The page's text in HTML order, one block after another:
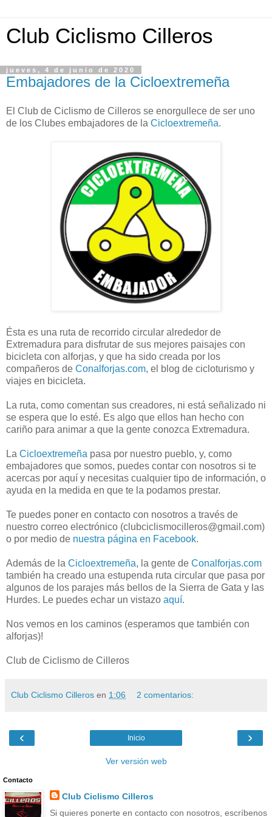
Club Ciclismo Cilleros
jueves, 4 de junio de 2020
Embajadores de la Cicloextremeña
El Club de Ciclismo de Cilleros se enorgullece de ser uno
de los Clubes embajadores de la Cicloextremeña.
Ésta es una ruta de recorrido circular alrededor de
Extremadura para disfrutar de sus mejores paisajes con
bicicleta con alforjas, y que ha sido creada por los
compañeros de Conalforjas.com, el blog de cicloturismo y
viajes en bicicleta.
La ruta, como comentan sus creadores, ni está señalizado ni
se espera que lo esté. Es algo que ellos han hecho con
cariño para animar a que la gente conozca Extremadura.
La Cicloextremeña pasa por nuestro pueblo, y, como
embajadores que somos, puedes contar con nosotros si te
acercas por aquí y necesitas cualquier tipo de información, o
ayuda en la medida en que te la podamos prestar.
Te puedes poner en contacto con nosotros a través de
nuestro correo electrónico (clubciclismocilleros@gmail.com)
o por medio de nuestra página en Facebook.
Además de la Cicloextremeña, la gente de Conalforjas.com
también ha creado una estupenda ruta circular que pasa por
algunos de los parajes más bellos de la Sierra de Gata y las
Hurdes. Le puedes echar un vistazo aquí.
Nos vemos en los caminos (esperamos que también con
alforjas)!
Club de Ciclismo de Cilleros
Club Ciclismo Cilleros en 1:06 2 comentarios:
‹ ›
Inicio
Ver versión web
Contacto
Club Ciclismo Cilleros
Si quieres ponerte en contacto con nosotros, escríbenos